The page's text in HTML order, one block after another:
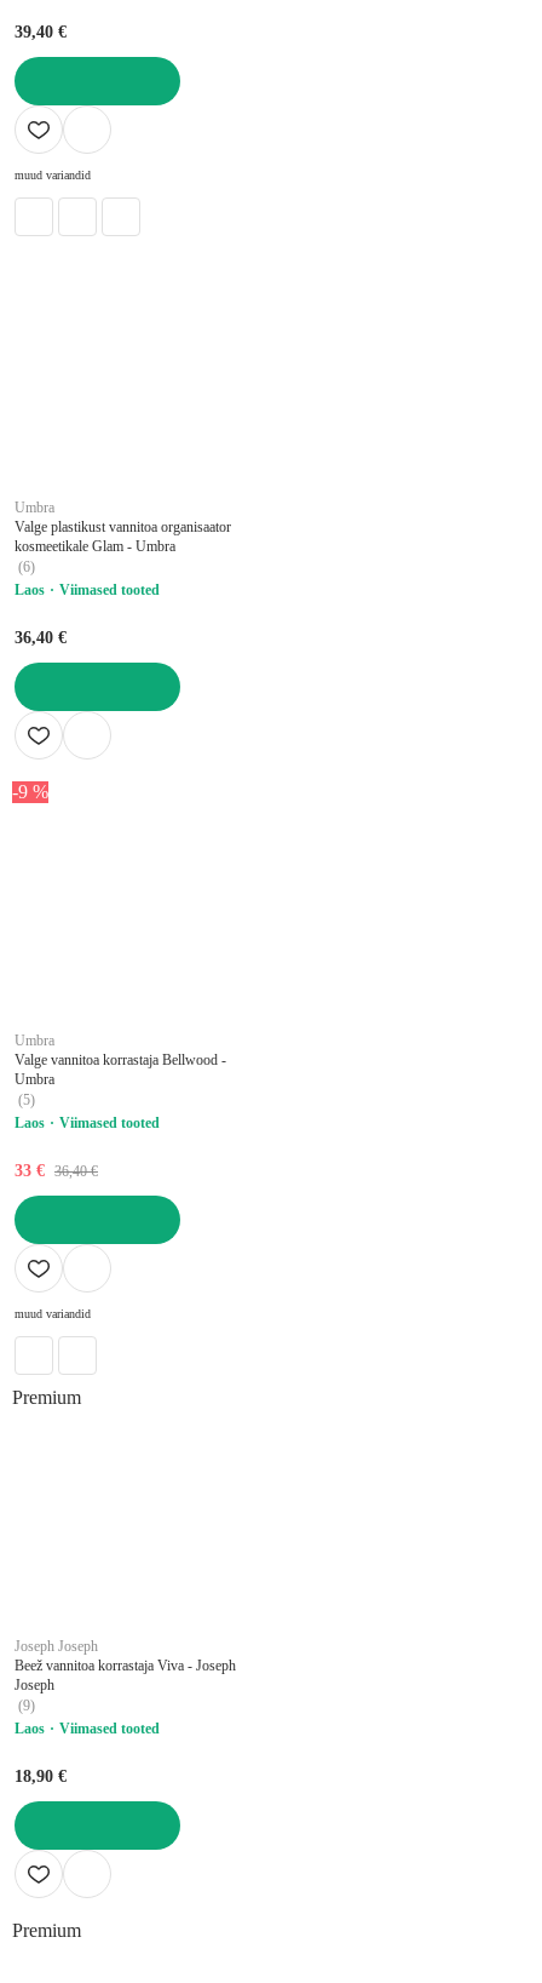
39,40 €
LISA OSTUKORVI
muud variandid
Umbra
Valge plastikust vannitoa organisaator
kosmeetikale Glam - Umbra
(6)
Laos
Viimased tooted
36,40 €
LISA OSTUKORVI
-9 %
Umbra
Valge vannitoa korrastaja Bellwood -
Umbra
(5)
Laos
Viimased tooted
33 € 36,40 €
LISA OSTUKORVI
muud variandid
Premium
Joseph Joseph
Beež vannitoa korrastaja Viva - Joseph
Joseph
(9)
Laos
Viimased tooted
18,90 €
LISA OSTUKORVI
Premium